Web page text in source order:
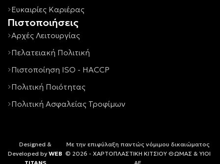
Ευκαιρίες Καριέρας
Πιστοποιήσεις
Αρχές Λειτουργίας
Πελατειακή Πολιτική
Πιστοποίηση ISO - HACCP
Πολιτική Ποιότητας
Πολιτική Ασφαλείας Τροφίμων
Designed &
Developed byWEB
Με την επιφύλαξη παντώς νόμιμου δικαιώματος
© 2026 - ΧΑΡΤΟΠΛΑΣΤΙΚΗ ΚΙΤΣΙΟΥ ΘΩΜΑΣ & ΥΙΟΙ